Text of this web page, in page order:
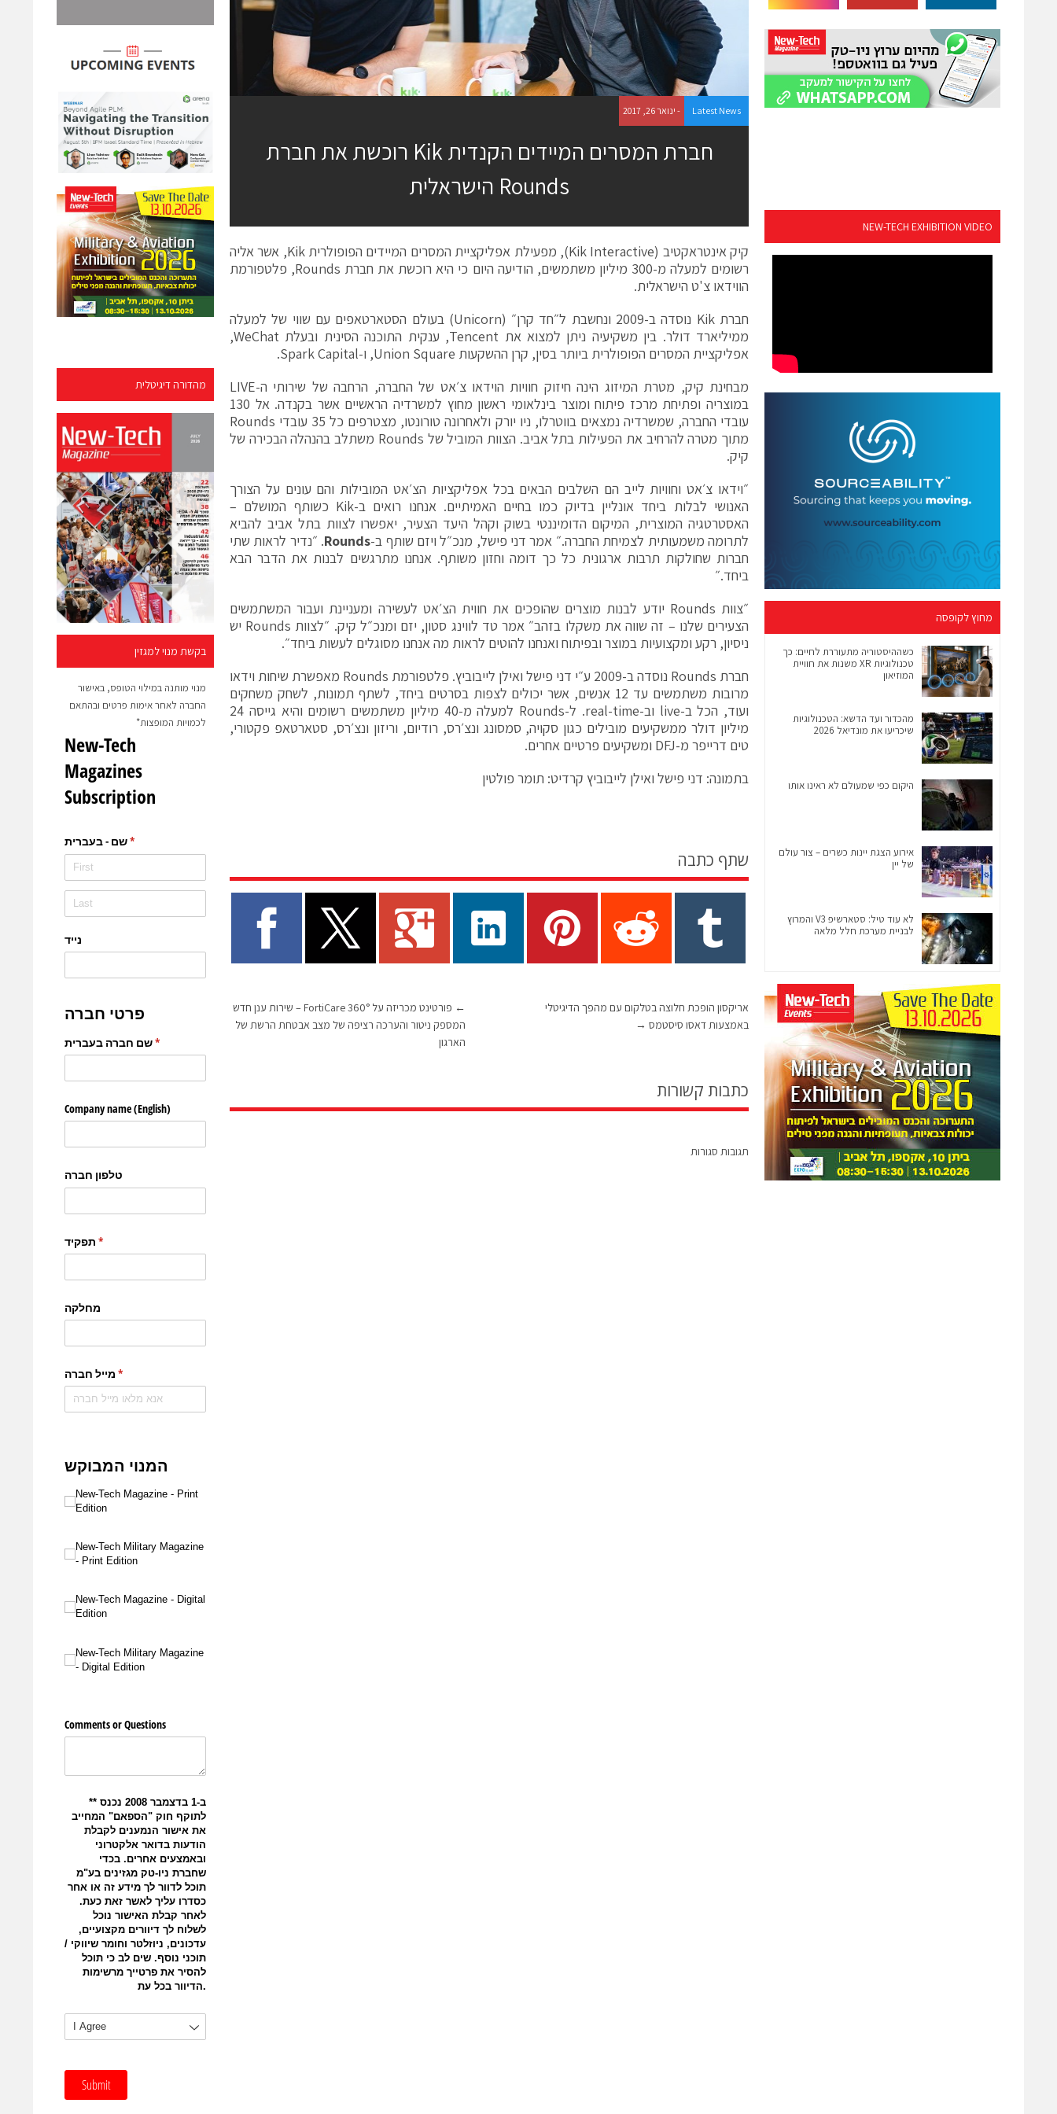
מהדורה דיגיטלית
בקשת מנוי למגזין
מנוי מותנה במילוי הטופס, באישור
החברה לאחר אימות פרטים ובהתאם
לכמויות המופצות*
Latest News - ינואר 26, 2017
חברת המסרים המיידים הקנדית Kik רוכשת את חברת
Rounds הישראלית
קיק אינטראקטיב (Kik Interactive), מפעילת אפליקציית המסרים המיידים הפופולרית Kik, אשר אליה
רשומים למעלה מ-300 מיליון משתמשים, הודיעה היום כי היא רוכשת את חברת Rounds, פלטפורמת
הווידאו צ'ט הישראלית.
חברת Kik נוסדה ב-2009 ונחשבת ל״חד קרן״ (Unicorn) בעולם הסטארטאפים עם שווי של למעלה
ממיליארד דולר. בין משקיעיה ניתן למצוא את Tencent, ענקית התוכנה הסינית ובעלת WeChat,
אפליקציית המסרים הפופולרית ביותר בסין, קרן ההשקעות Union Square, ו-Spark Capital.
מבחינת קיק, מטרת המיזוג הינה חיזוק חוויות הוידאו צ׳אט של החברה, הרחבה של שירותי ה-LIVE
במוצריה ופתיחת מרכז פיתוח ומוצר בינלאומי ראשון מחוץ למשרדיה הראשיים אשר בקנדה. אל 130
עובדי החברה, שמשרדיה נמצאים בווטרלו, ניו יורק ולאחרונה טורונטו, מצטרפים כל 35 עובדי Rounds
מתוך מטרה להרחיב את הפעילות בתל אביב. הצוות המוביל של Rounds משתלב בהנהלה הבכירה של
קיק.
״וידאו צ׳אט וחוויות לייב הם השלבים הבאים בכל אפליקציות הצ׳אט המובילות והם עונים על הצורך
האנושי לבלות ביחד אונליין בדיוק כמו בחיים האמיתיים. אנחנו רואים ב-Kik כשותף המושלם –
האסטרטגיה המוצרית, המיקום הדומיננטי בשוק וקהל היעד הצעיר, יאפשרו לצוות בתל אביב להביא
לתרומה משמעותית לצמיחת החברה.״ אמר דני פישל, מנכ״ל ויזם שותף ב-Rounds. ״נדיר לראות שתי
חברות שחולקות תרבות ארגונית כל כך דומה וחזון משותף. אנחנו מתרגשים לבנות את הדבר הבא
ביחד.״
״צוות Rounds יודע לבנות מוצרים שהופכים את חווית הצ׳אט לעשירה ומעניינת ועבור המשתמשים
הצעירים שלנו – זה שווה את משקלו בזהב״ אמר טד לווינג סטון, יזם ומנכ״ל קיק. ״לצוות Rounds יש
ניסיון, רקע ומקצועיות במוצר ובפיתוח ואנחנו להוטים לראות מה אנחנו מסוגלים לעשות ביחד״.
חברת Rounds נוסדה ב-2009 ע״י דני פישל ואילן לייבוביץ. פלטפורמת Rounds מאפשרת שיחות וידאו
מרובות משתמשים עד 12 אנשים, אשר יכולים לצפות בסרטים ביחד, לשתף תמונות, לשחק משחקים
ועוד, הכל ב-live וב-real-time. ל-Rounds למעלה מ-40 מיליון משתמשים רשומים והיא גייסה 24
מיליון דולר ממשקיעים מובילים כגון סקויה, סמסונג ונצ׳רס, רודיום, וריזון ונצ׳רס, סטארטאפ פקטורי,
טים דרייפר מ-DFJ ומשקיעים פרטיים אחרים.
בתמונה: דני פישל ואילן לייבוביץ קרדיט: תומר פולטין
שתף כתבה
←
פורטינט מכריזה על FortiCare 360° – שירות ענן חדש
המספק ניטור והערכה רציפה של מצב אבטחת הרשת של
הארגון
אריקסון הופכת חלוצה בטלקום עם מהפך הדיגיטלי
באמצעות דאסו סיסטמס →
כתבות קשורות
תגובות סגורות
NEW-TECH EXHIBITION VIDEO
מחוץ לקופסה
כשההיסטוריה מתעוררת לחיים: כך
טכנולוגיות XR משנות את חוויית
המוזיאון
מהכדור ועד הדשא: הטכנולוגיות
שיכריעו את מונדיאל 2026
היקום כפי שמעולם לא ראינו אותו
אירוע הצגת יינות כשרים – צור עולם
של יין
לא עוד טיל: סטארשיפ V3 והמרוץ
לבניית מערכת חלל מלאה